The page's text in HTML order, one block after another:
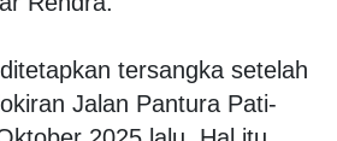
tersangka setelah
Jalan Pantura Pati-